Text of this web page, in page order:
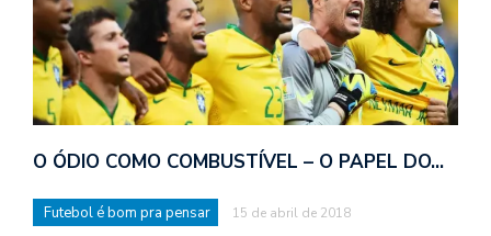
O ÓDIO COMO COMBUSTÍVEL – O PAPEL DO…
Futebol é bom pra pensar 15 de abril de 2018